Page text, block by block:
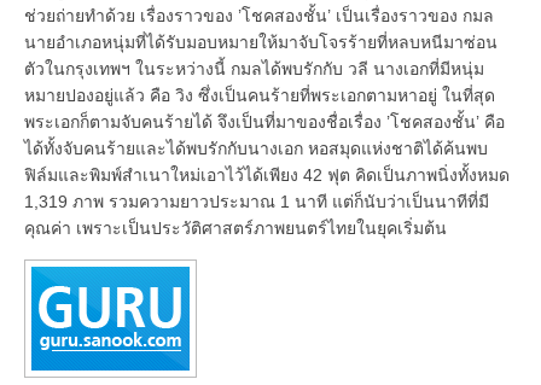
ช่วยถ่ายทำด้วย เรื่องราวของ ’โชคสองชั้น’ เป็นเรื่องราวของ กมล
นายอำเภอหนุ่มที่ได้รับมอบหมายให้มาจับโจรร้ายที่หลบหนีมาซ่อน
ตัวในกรุงเทพฯ ในระหว่างนี้ กมลได้พบรักกับ วลี นางเอกที่มีหนุ่ม
หมายปองอยู่แล้ว คือ วิง ซึ่งเป็นคนร้ายที่พระเอกตามหาอยู่ ในที่สุด
พระเอกก็ตามจับคนร้ายได้ จึงเป็นที่มาของชื่อเรื่อง ’โชคสองชั้น’ คือ
ได้ทั้งจับคนร้ายและได้พบรักกับนางเอก หอสมุดแห่งชาติได้ค้นพบ
ฟิล์มและพิมพ์สำเนาใหม่เอาไว้ได้เพียง 42 ฟุต คิดเป็นภาพนิ่งทั้งหมด
1,319 ภาพ รวมความยาวประมาณ 1 นาที แต่ก็นับว่าเป็นนาทีที่มี
คุณค่า เพราะเป็นประวัติศาสตร์ภาพยนตร์ไทยในยุคเริ่มต้น